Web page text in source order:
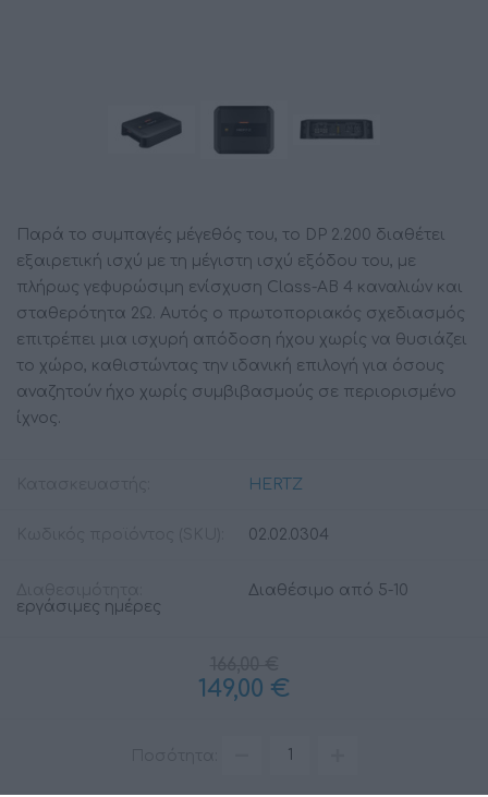
Παρά το συμπαγές μέγεθός του, το DP 2.200 διαθέτει
εξαιρετική ισχύ με τη μέγιστη ισχύ εξόδου του, με
πλήρως γεφυρώσιμη ενίσχυση Class-AB 4 καναλιών και
σταθερότητα 2Ω. Αυτός ο πρωτοποριακός σχεδιασμός
επιτρέπει μια ισχυρή απόδοση ήχου χωρίς να θυσιάζει
το χώρο, καθιστώντας την ιδανική επιλογή για όσους
αναζητούν ήχο χωρίς συμβιβασμούς σε περιορισμένο
ίχνος.
HERTZ
02.02.0304
Διαθέσιμο από 5-10
εργάσιμες ημέρες
149,00 €